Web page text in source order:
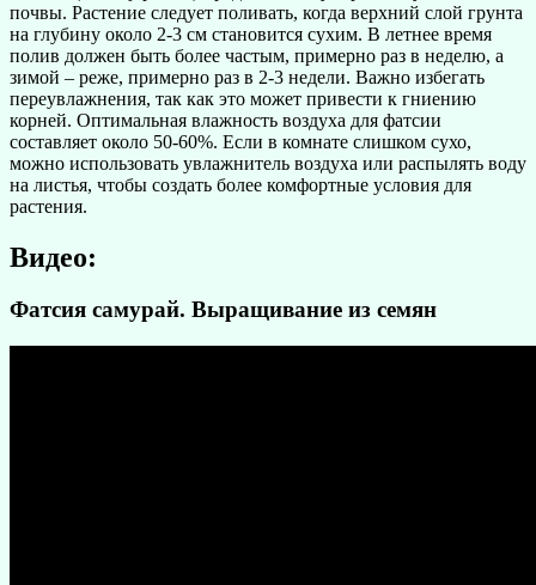
почвы. Растение следует поливать, когда верхний слой грунта
на глубину около 2-3 см становится сухим. В летнее время
полив должен быть более частым, примерно раз в неделю, а
зимой – реже, примерно раз в 2-3 недели. Важно избегать
переувлажнения, так как это может привести к гниению
корней. Оптимальная влажность воздуха для фатсии
составляет около 50-60%. Если в комнате слишком сухо,
можно использовать увлажнитель воздуха или распылять воду
на листья, чтобы создать более комфортные условия для
растения.
Видео:
Фатсия самурай. Выращивание из семян